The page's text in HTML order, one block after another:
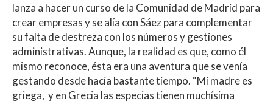
lanza a hacer un curso de la Comunidad de Madrid para
crear empresas y se alía con Sáez para complementar
su falta de destreza con los números y gestiones
administrativas. Aunque, la realidad es que, como él
mismo reconoce, ésta era una aventura que se venía
gestando desde hacía bastante tiempo. “Mi madre es
griega, y en Grecia las especias tienen muchísima